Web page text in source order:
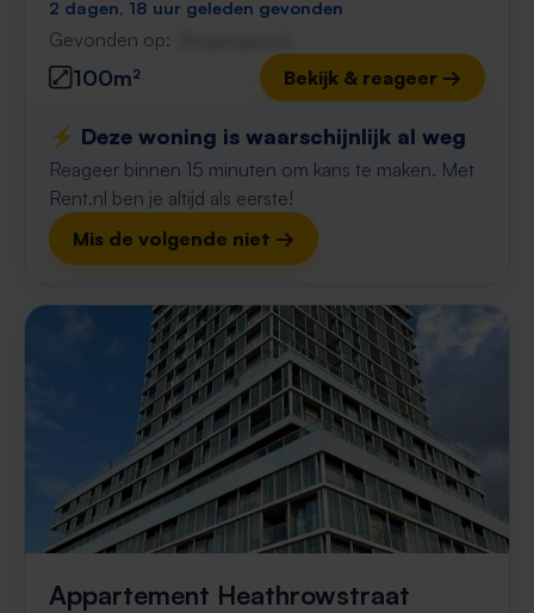
2 dagen, 18 uur geleden gevonden
Gevonden op:
100m² Bekijk & reageer →
⚡️ Deze woning is waarschijnlijk al weg
Reageer binnen 15 minuten om kans te maken. Met
Rent.nl ben je altijd als eerste!
Mis de volgende niet →
Appartement Heathrowstraat